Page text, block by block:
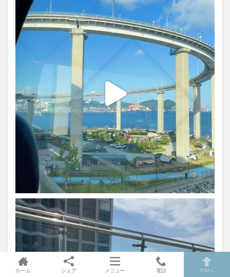
ホーム シェア メニュー 電話 TOPへ